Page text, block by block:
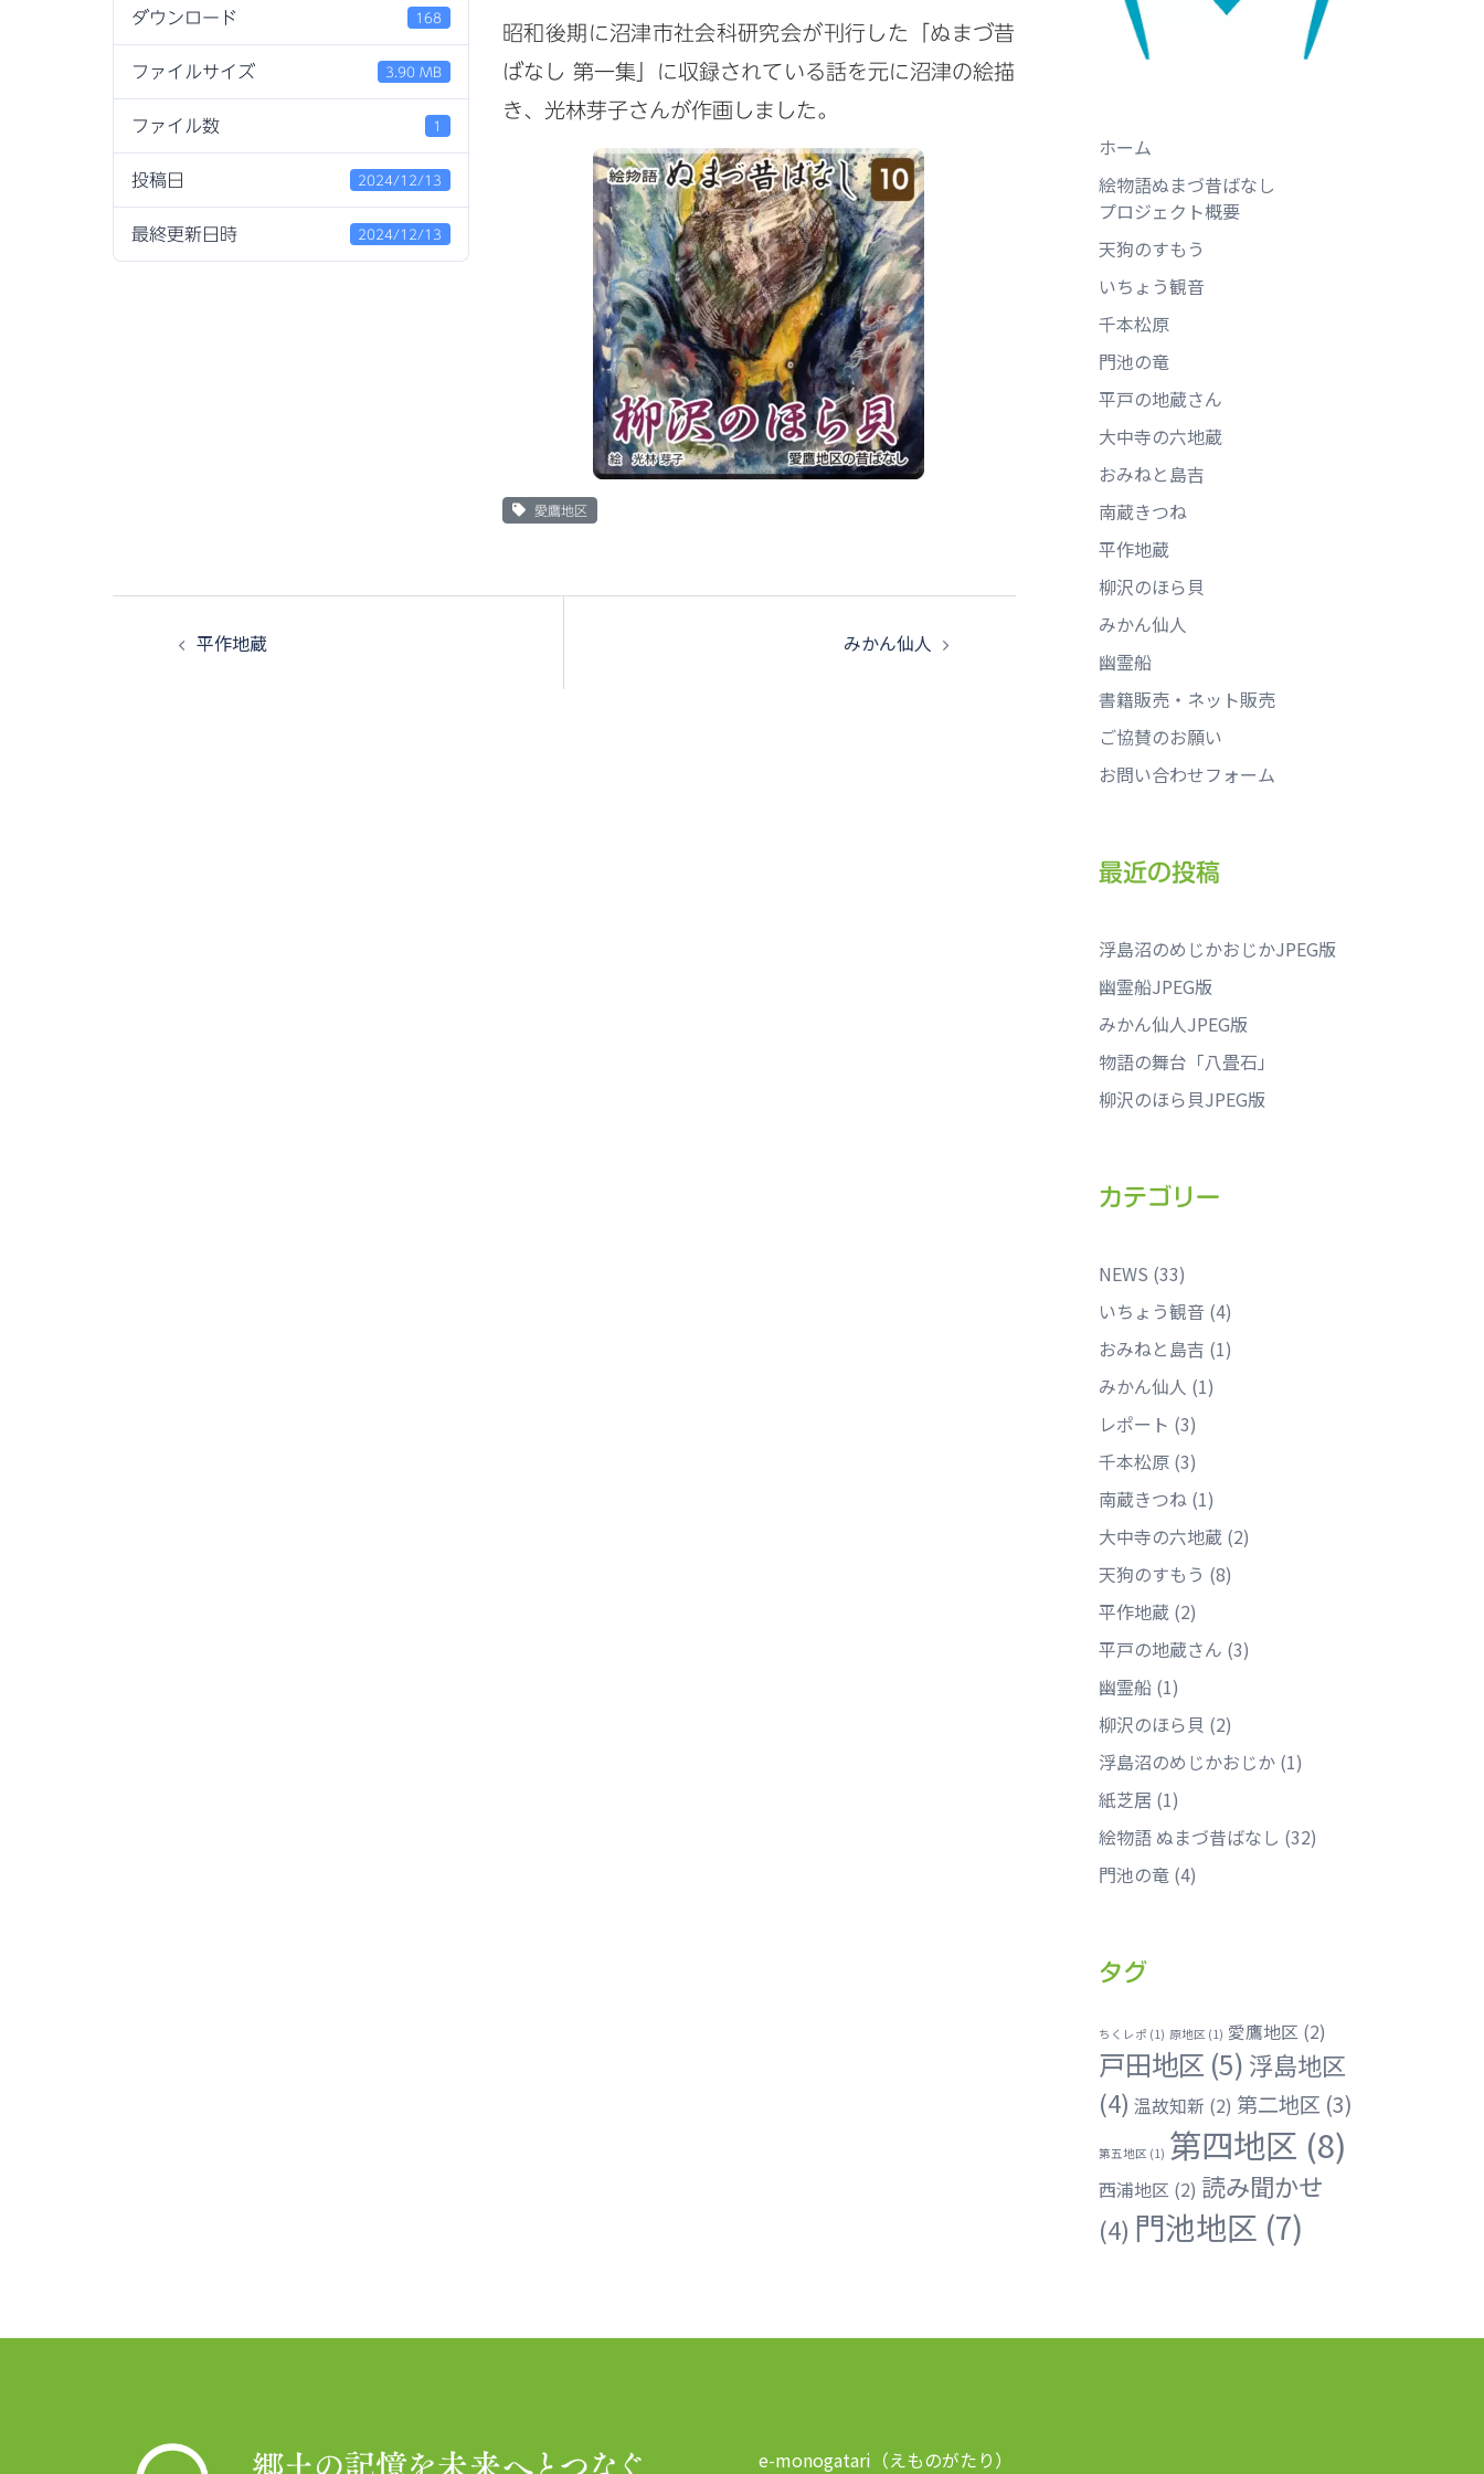
ダウンロード 168
ファイルサイズ 3.90 MB
ファイル数 1
投稿日 2024/12/13
最終更新日時 2024/12/13
昭和後期に沼津市社会科研究会が刊行した「ぬまづ昔
ばなし 第一集」に収録されている話を元に沼津の絵描
き、光林芽子さんが作画しました。
愛鷹地区
平作地蔵 みかん仙人
ホーム
絵物語ぬまづ昔ばなし
プロジェクト概要
天狗のすもう
いちょう観音
千本松原
門池の竜
平戸の地蔵さん
大中寺の六地蔵
おみねと島吉
南蔵きつね
平作地蔵
柳沢のほら貝
みかん仙人
幽霊船
書籍販売・ネット販売
ご協賛のお願い
お問い合わせフォーム
最近の投稿
浮島沼のめじかおじかJPEG版
幽霊船JPEG版
みかん仙人JPEG版
物語の舞台「八畳石」
柳沢のほら貝JPEG版
カテゴリー
NEWS (33)
いちょう観音 (4)
おみねと島吉 (1)
みかん仙人 (1)
レポート (3)
千本松原(3)
南蔵きつね(1)
大中寺の六地蔵 (2)
天狗のすもう (8)
平作地蔵 (2)
平戸の地蔵さん (3)
幽霊船(1)
柳沢のほら貝 (2)
浮島沼のめじかおじか(1)
紙芝居(1)
絵物語 ぬまづ昔ばなし (32)
門池の竜(4)
タグ
ちくレポ (1) 原地区 (1) 愛鷹地区 (2)
戸田地区 (5) 浮島地区
(4) 温故知新 (2) 第二地区 (3)
第五地区 (1) 第四地区 (8)
西浦地区 (2) 読み聞かせ
(4) 門池地区 (7)
e-monogatari（えものがたり）